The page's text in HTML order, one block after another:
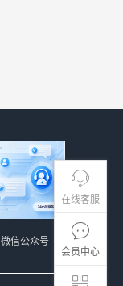
在线客服
会员中心
微信公众号